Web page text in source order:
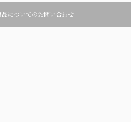
品についてのお問い合わせ